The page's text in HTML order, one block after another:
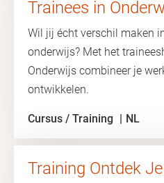
Trainees in
Wil jij écht verschil maken
onderwijs? Met het
Onderwijs combineer je
ontwikkelen.
Cursus / Training NL
Training Ontdek